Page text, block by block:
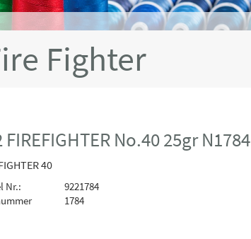
Fighter
FIREFIGHTER No.40 25gr N1784
40
Nr.:
9221784
1784